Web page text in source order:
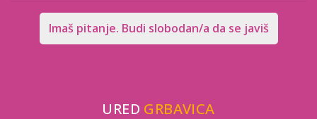
Imaš pitanje. Budi slobodan/a da se javiš
URED GRBAVICA